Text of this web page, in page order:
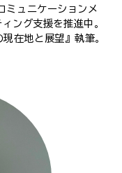
ミュニケーションメ
ング支援を推進中。
在地と展望』執筆。